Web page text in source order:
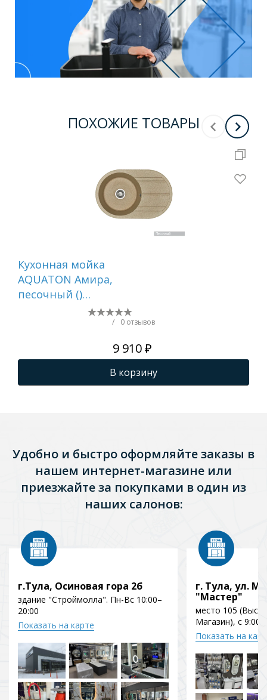
ПОХОЖИЕ ТОВАРЫ
Кухонная мойка
AQUATON Амира,
песочный ()
1A712932AI220
/ 0 отзывов
9 910 ₽
В корзину
Удобно и быстро оформляйте заказы в
нашем интернет-магазине или
приезжайте за покупками в один из
наших салонов:
г.Тула, Осиновая гора 2б
здание "Строймолла". Пн-Вс 10:00–
20:00
Показать на карте
г. Тула, ул.
"Мастер"
место 105
Магазин), с 9:00
Показать на